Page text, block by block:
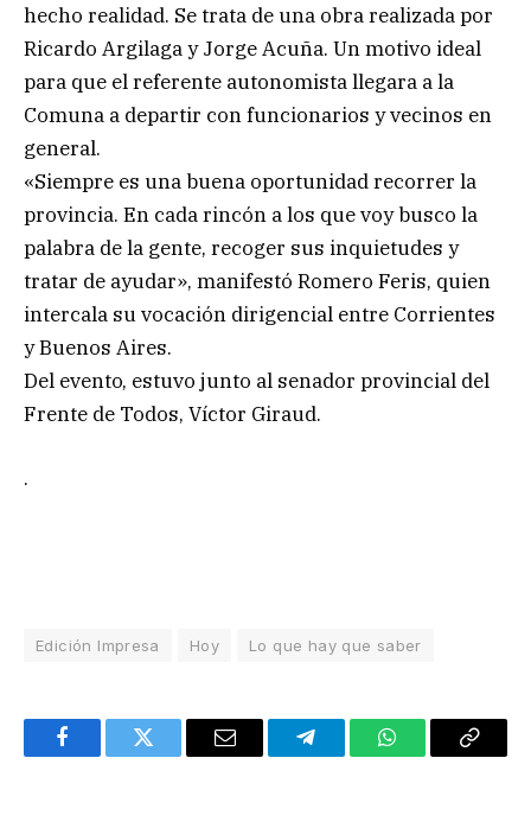
hecho realidad. Se trata de una obra realizada por
Ricardo Argilaga y Jorge Acuña. Un motivo ideal
para que el referente autonomista llegara a la
Comuna a departir con funcionarios y vecinos en
general.
«Siempre es una buena oportunidad recorrer la
provincia. En cada rincón a los que voy busco la
palabra de la gente, recoger sus inquietudes y
tratar de ayudar», manifestó Romero Feris, quien
intercala su vocación dirigencial entre Corrientes
y Buenos Aires.
Del evento, estuvo junto al senador provincial del
Frente de Todos, Víctor Giraud.
.
Edición Impresa Hoy Lo que hay que saber
FacebookTwitter Email TelegramWhatsAppCopy